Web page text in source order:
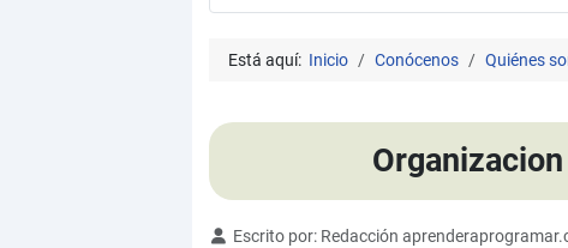
Está aquí: Inicio Conócenos Quiénes
Detalles
Escrito por: Redacción